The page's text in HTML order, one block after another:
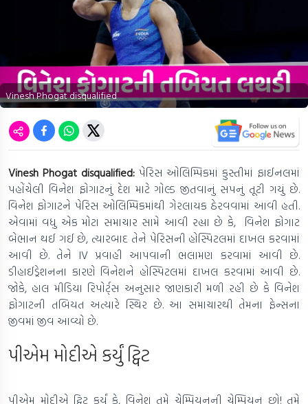
Vinesh Phogat disqualified
Vinesh Phogat disqualified: પેરિસ ઓલિમ્પિકમાં કુસ્તીમાં ફાઈનલમાં
પહોંચેલી વિનેશ ફોગાટનું દેશ માટે ગોલ્ડ જીતવાનું સપનું તૂટી ગયું છે.
વિનેશ ફોગાટને પેરિસ ઓલિમ્પિકમાંથી ગેરલાયક ઠેરવવામાં આવી હતી.
એવામાં વધુ એક મોટા સમાચાર સામે આવી રહ્યા છે કે, વિનેશ ફોગાટ
બેભાન થઈ ગઈ છે, ત્યારબાદ તેને પેરિસની હોસ્પિટલમાં દાખલ કરવામાં
આવી છે. તેને IV પ્રવાહી આપવાની ભલામણ કરવામાં આવી છે.
ડીહાઈડ્રેશનના કારણે વિનેશને હોસ્પિટલમાં દાખલ કરવામાં આવી છે.
જોકે, હાલ મીડિયા રિપોર્ટ્સ અનુસાર જાણકારી મળી રહી છે કે વિનેશ
ફોગાટની તબિયત અત્યારે સ્થિર છે. આ સમાચારથી તેમના ફેન્સના
જીવમાં જીવ આવ્યો છે.
પીએમ મોદીએ કર્યું ટ્વિટ
પીએમ મોદીએ ટ્વિટ કર્યું કે, વિનેશ તમે ચેમ્પિયનની ચેમ્પિયન છો! તમે